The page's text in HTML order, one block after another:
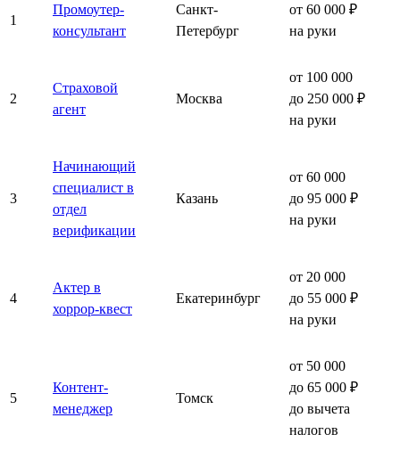
1
Промоутер-
консультант
Санкт-
Петербург
от 60 000 ₽
на руки
2
Страховой
агент
Москва
от 100 000
до 250 000 ₽
на руки
3
Начинающий
специалист в
отдел
верификации
Казань
от 60 000
до 95 000 ₽
на руки
4
Актер в
хоррор-квест
Екатеринбург
от 20 000
до 55 000 ₽
на руки
5
Контент-
менеджер
Томск
от 50 000
до 65 000 ₽
до вычета
налогов